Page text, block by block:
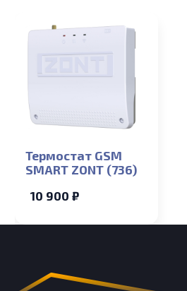
Термостат GSM
SMART ZONT (736)
10 900 ₽